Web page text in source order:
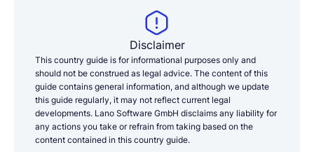
Disclaimer
This country guide is for informational purposes only and
should not be construed as legal advice. The content of this
guide contains general information, and although we update
this guide regularly, it may not reflect current legal
developments. Lano Software GmbH disclaims any liability for
any actions you take or refrain from taking based on the
content contained in this country guide.